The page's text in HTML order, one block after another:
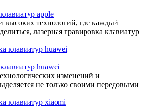
apple
высоких технологий, где каждый
лазерная гравировка клавиатур
huawei
изменений и
не только своими передовыми